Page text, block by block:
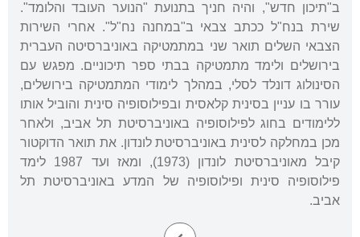
ב"תיכון חדש", והיה חניך בתנועת "הנוער העובד והלומד".
שירת בנח"ל ככתב צבאי ב"במחנה נח"ל". אחרי השירות
הצבאי השלים תואר שני במתמטיקה באוניברסיטה העברית
בירושלים ולימד מתמטיקה בבתי ספר תיכוניים. מפגש עם
הסינולוג דונלד לסלי, במהלך לימודי המתמטיקה בירושלים,
עורר בו עניין בסינית קלאסית ובפילוסופיה סינית והוביל אותו
ללימודים בחוג לפילוסופיה באוניברסיטת תל אביב, ולאחר
מכן במחלקה לסינית באוניברסיטת לונדון. את תואר הדוקטור
קיבל מאוניברסיטת לונדון (1973), ומאז ועד 1987 לימד
פילוסופיה סינית ופילוסופיה של המדע באוניברסיטת תל
אביב.